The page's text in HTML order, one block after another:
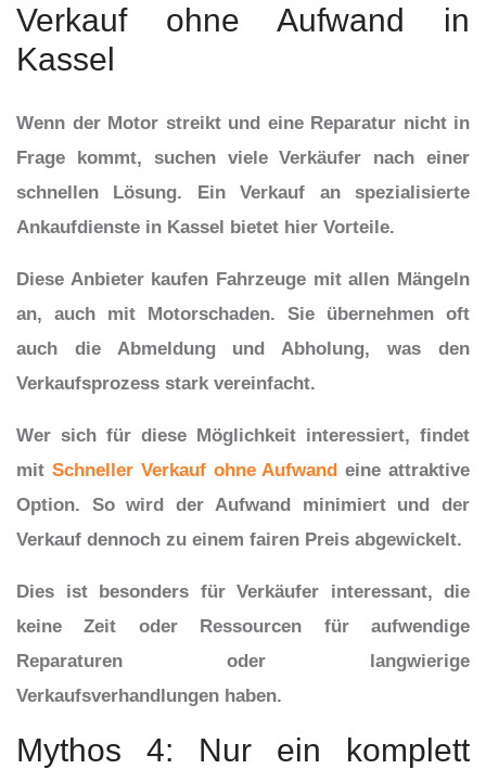
Verkauf ohne Aufwand in
Kassel
Wenn der Motor streikt und eine Reparatur nicht in
Frage kommt, suchen viele Verkäufer nach einer
schnellen Lösung. Ein Verkauf an spezialisierte
Ankaufdienste in Kassel bietet hier Vorteile.
Diese Anbieter kaufen Fahrzeuge mit allen Mängeln
an, auch mit Motorschaden. Sie übernehmen oft
auch die Abmeldung und Abholung, was den
Verkaufsprozess stark vereinfacht.
Wer sich für diese Möglichkeit interessiert, findet
mit Schneller Verkauf ohne Aufwand eine attraktive
Option. So wird der Aufwand minimiert und der
Verkauf dennoch zu einem fairen Preis abgewickelt.
Dies ist besonders für Verkäufer interessant, die
keine Zeit oder Ressourcen für aufwendige
Reparaturen oder langwierige
Verkaufsverhandlungen haben.
Mythos 4: Nur ein komplett